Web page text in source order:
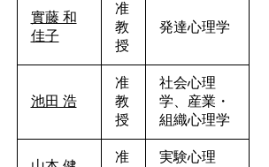
實藤 和
佳子
准
教
授
発達心理学
池田 浩
准
教
授
社会心理
学、産業・
組織心理学
准
実験心理